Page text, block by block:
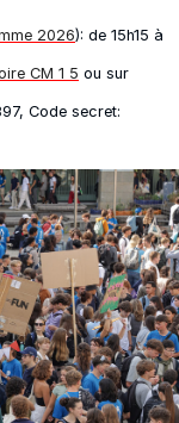
2026): de 15h15 à
CM 1 5 ou sur
Code secret: